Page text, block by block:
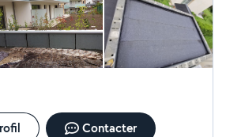
Contacter